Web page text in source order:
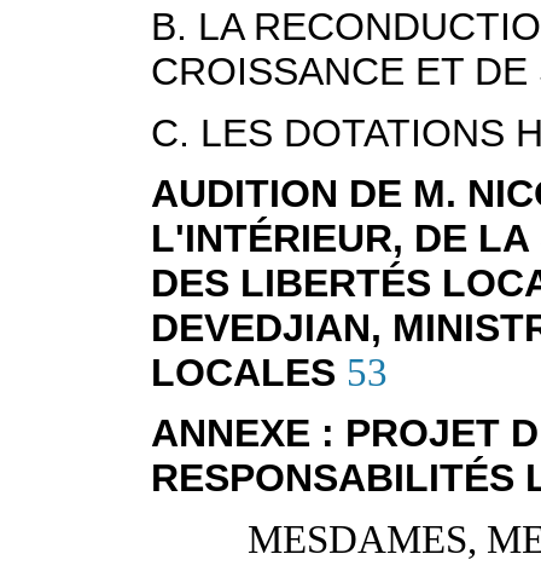
B. LA
CROISSANCE ET
C. LES DOTATIONS
AUDITION DE M.
L'INTÉRIEUR, DE
DES LIBERTÉS
DEVEDJIAN,
LOCALES 53
ANNEXE : PROJET
RESPONSABILITÉS
MESDAMES,